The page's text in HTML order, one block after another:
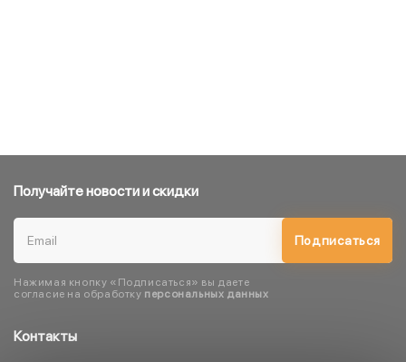
Контакты
Получайте новости и скидки
Подписаться
Нажимая кнопку «Подписаться» вы даете
согласие на обработку персональных данных